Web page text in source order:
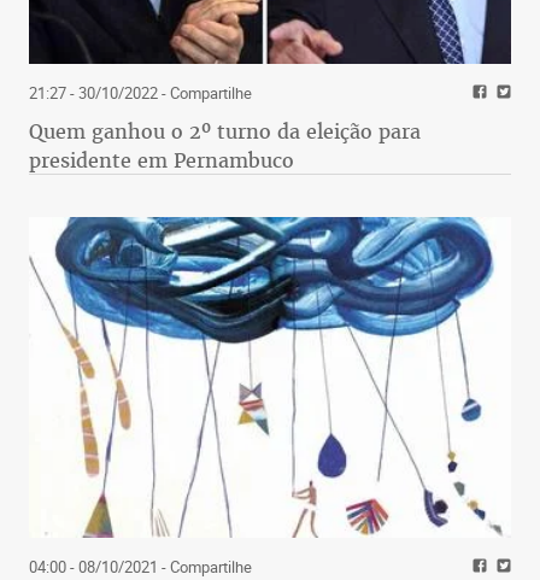
21:27 - 30/10/2022- Compartilhe
Quem ganhou o 2º turno da eleição para
presidente em Pernambuco
04:00 - 08/10/2021 - Compartilhe